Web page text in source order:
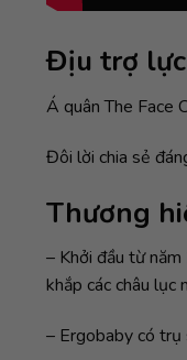
Địu trợ
Á quân The Face
Đôi lời chia sẻ
Thương
– Khởi đầu từ
khắp các châu lục
– Ergobaby có